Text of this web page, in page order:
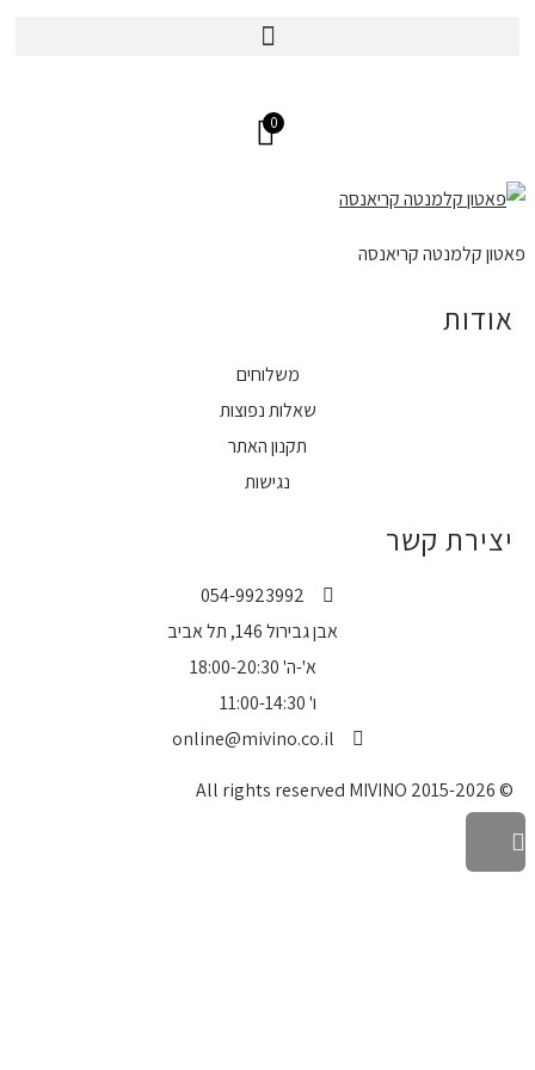
0
פאטון קלמנטה קריאנסה
אודות
משלוחים
שאלות נפוצות
תקנון האתר
נגישות
יצירת קשר
054-9923992
אבן גבירול 146, תל אביב
א'-ה' 18:00-20:30
ו' 11:00-14:30
online@mivino.co.il
© All rights reserved MIVINO 2015-2026